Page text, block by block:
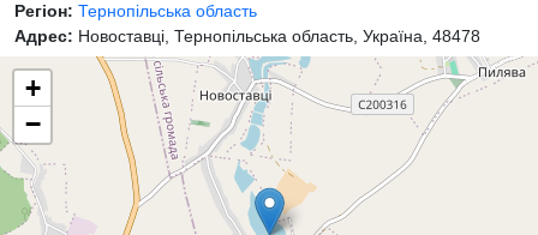
Регіон: Тернопільська область
Адрес: Новоставці, Тернопільська область, Україна, 48478
+
−